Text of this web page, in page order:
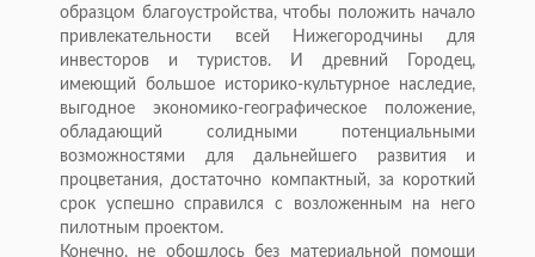
образцом благоустройства, чтобы положить начало
привлекательности всей Нижегородчины для
инвесторов и туристов. И древний Городец,
имеющий большое историко-культурное наследие,
выгодное экономико-географическое положение,
обладающий солидными потенциальными
возможностями для дальнейшего развития и
процветания, достаточно компактный, за короткий
срок успешно справился с возложенным на него
пилотным проектом.
Конечно, не обошлось без материальной помощи